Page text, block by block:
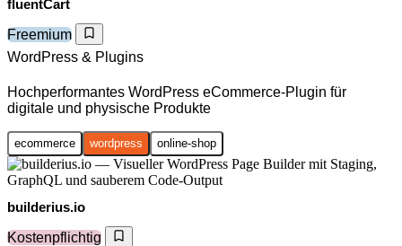
fluentCart
Freemium
WordPress & Plugins
Hochperformantes WordPress eCommerce-Plugin für
digitale und physische Produkte
ecommerce wordpress online-shop
builderius.io
Kostenpflichtig